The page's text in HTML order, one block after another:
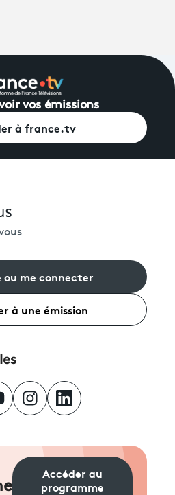
vos émissions
à france.tv
ou me connecter
à une émission
Accéder au
programme